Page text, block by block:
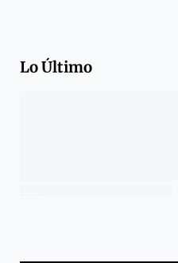
Lo Último